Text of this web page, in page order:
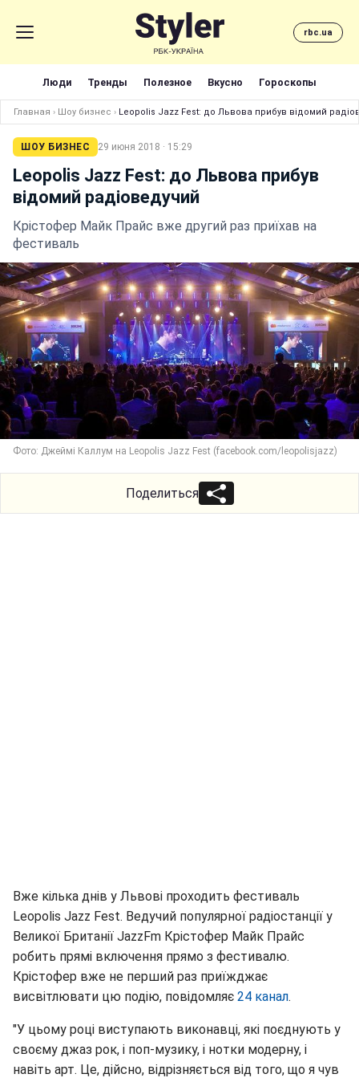
rbc.ua
Люди Тренды Полезное Вкусно Гороскопы
Главная › Шоу бизнес › Leopolis Jazz Fest: до Львова прибув відомий
ШОУ БИЗНЕС 29 июня 2018 · 15:29
Leopolis Jazz Fest: до Львова прибув
відомий радіоведучий
Крістофер Майк Прайс вже другий раз приїхав на
фестиваль
Фото: Джеймі Каллум на Leopolis Jazz Fest (facebook.com/leopolisjazz)
Поделиться
Вже кілька днів у Львові проходить фестиваль
Leopolis Jazz Fest. Ведучий популярної радіостанції у
Великої Британії JazzFm Крістофер Майк Прайс
робить прямі включення прямо з фестивалю.
Крістофер вже не перший раз приїжджає
висвітлювати цю подію, повідомляє 24 канал.
"У цьому році виступають виконавці, які поєднують у
своєму джаз рок, і поп-музику, і нотки модерну, і
навіть арт. Це, дійсно, відрізняється від того, що я чув